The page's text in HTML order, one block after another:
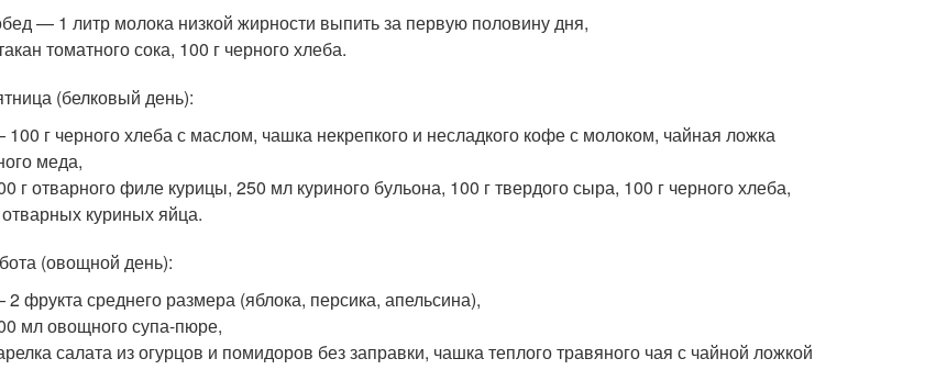
— 1 литр молока низкой жирности выпить за первую половину дня,
томатного сока, 100 г черного хлеба.
(белковый день):
100 г черного хлеба с маслом, чашка некрепкого и несладкого кофе с молоком, чайная ложка
меда,
г отварного филе курицы, 250 мл куриного бульона, 100 г твердого сыра, 100 г черного хлеба,
куриных яйца.
(овощной день):
2 фрукта среднего размера (яблока, персика, апельсина),
мл овощного супа-пюре,
салата из огурцов и помидоров без заправки, чашка теплого травяного чая с чайной ложкой